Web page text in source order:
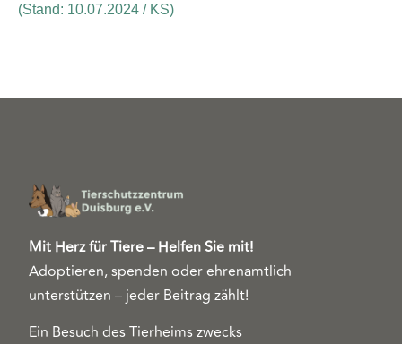
(Stand: 10.07.2024 / KS)
Mit Herz für Tiere – Helfen Sie mit!
Adoptieren, spenden oder ehrenamtlich
unterstützen – jeder Beitrag zählt!
Ein Besuch des Tierheims zwecks